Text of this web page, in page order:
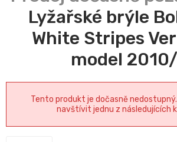
Lyžařské brýle
White Stripes
model 2010/
Tento produkt je dočasně
navštívit jednu z následujících